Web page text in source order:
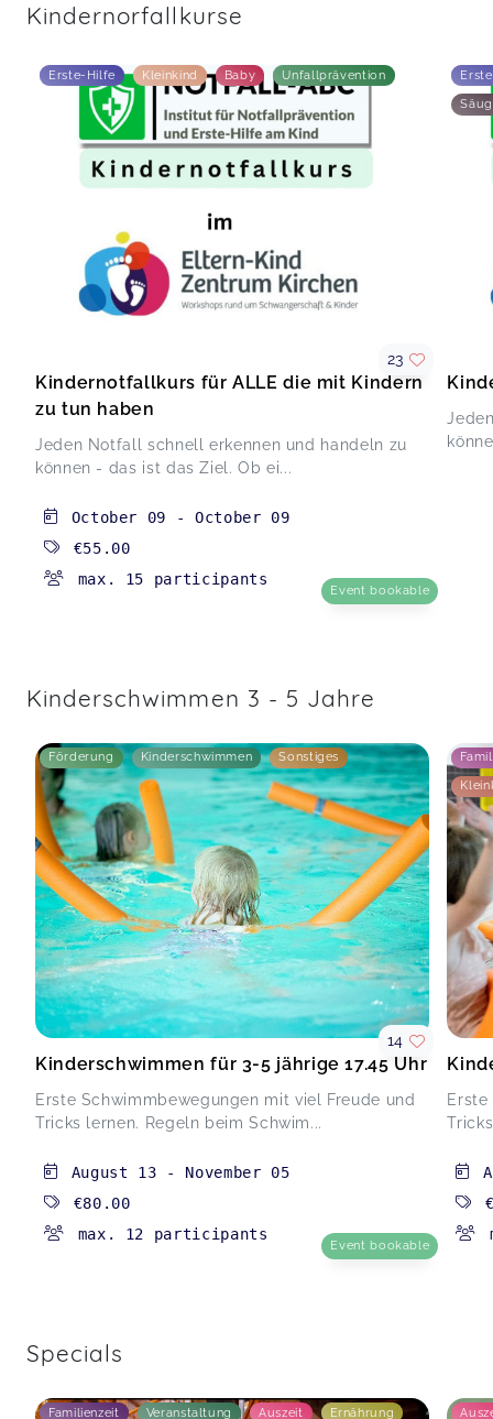
Kindernorfallkurse
Erste-Hilfe Kleinkind Baby Unfallprävention
Kindernotfallkurs für ALLE die mit Kindern
zu tun haben
Jeden Notfall schnell erkennen und handeln zu
können - das ist das Ziel. Ob ei...
23
October 09 - October 09
€55.00
max. 15 participants
Event bookable
Kinderschwimmen 3 - 5 Jahre
Förderung Kinderschwimmen Sonstiges
Kinderschwimmen für 3-5 jährige 17.45 Uhr
Erste Schwimmbewegungen mit viel Freude und
Tricks lernen. Regeln beim Schwim...
14
August 13 - November 05
€80.00
max. 12 participants
Event bookable
Specials
Familienzeit Veranstaltung Auszeit Ernährung